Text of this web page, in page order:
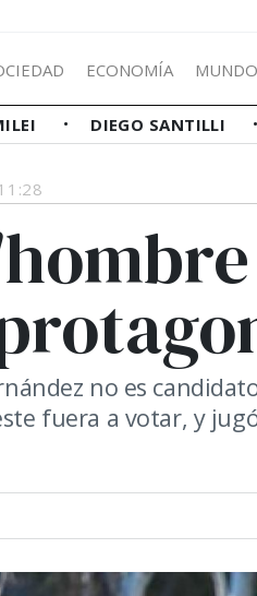
ECONOMÍA MUNDO
DIEGO SANTILLI
no es
fuera a votar, y